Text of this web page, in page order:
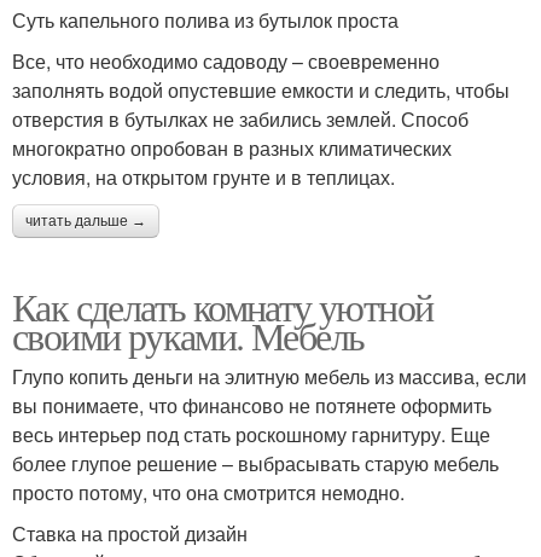
Суть капельного полива из бутылок проста
Все, что необходимо садоводу – своевременно
заполнять водой опустевшие емкости и следить, чтобы
отверстия в бутылках не забились землей. Способ
многократно опробован в разных климатических
условия, на открытом грунте и в теплицах.
читать дальше →
Как сделать комнату уютной
своими руками. Мебель
Глупо копить деньги на элитную мебель из массива, если
вы понимаете, что финансово не потянете оформить
весь интерьер под стать роскошному гарнитуру. Еще
более глупое решение – выбрасывать старую мебель
просто потому, что она смотрится немодно.
Ставка на простой дизайн